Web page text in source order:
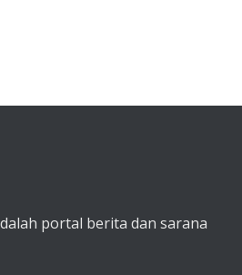
portal berita dan sarana